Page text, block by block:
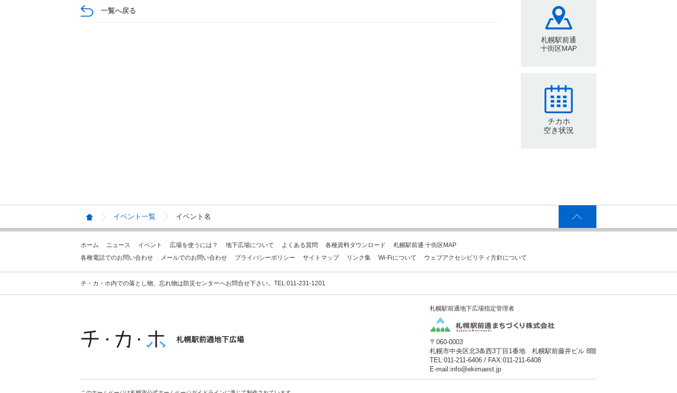
一覧へ戻る
札幌駅前通
十街区MAP
チカホ
空き状況
イベント一覧 イベント名
ホーム ニュース イベント 広場を使うには？ 地下広場について よくある質問 各種資料ダウンロード
札幌駅前通 十街区MAP
各種電話でのお問い合わせ
メールでのお問い合わせ プライバシーポリシー サイトマップ リンク集 Wi-Fiについて ウェブアクセシビリティ方針について
チ・カ・ホ内での落とし物、忘れ物は防災センターへお問合せ下さい。TEL:011-231-1201
札幌駅前通地下広場指定管理者
〒060-0003
札幌市中央区北3条西3丁目1番地 札幌駅前藤井ビル 8階
TEL:011-211-6406 / FAX:011-211-6408
E-mail:info@ekimaest.jp